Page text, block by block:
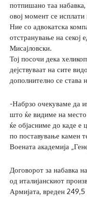
потпишано таа
овој момент се
Ние со адвокатска
отстранување на секој
Мисајловски.
Тој посочи дека
дејствуваат на сите
дополнително се става
-Набрзо очекуваме да
што ќе видиме на
ќе објасниме до каде е
по поставување камен
Воената академија
Договорот за набавка
од италијанскиот
Армијата, вреден